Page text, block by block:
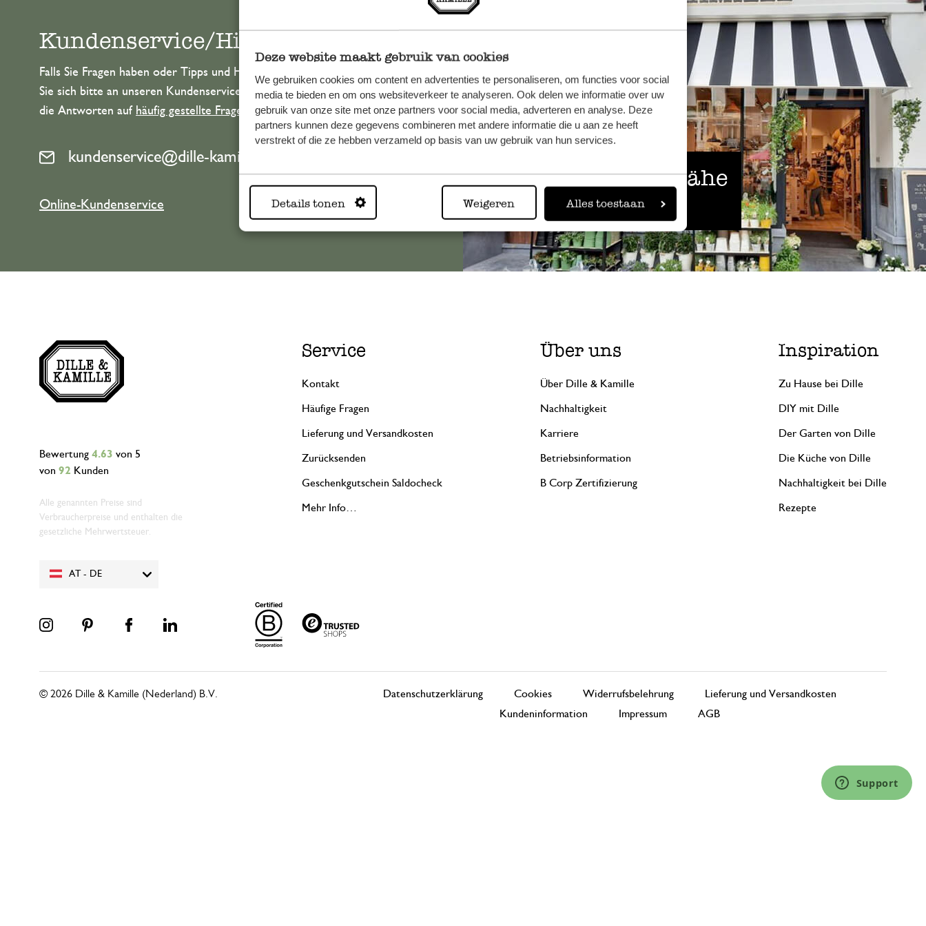
Deze website maakt gebruik van cookies
We gebruiken cookies om content en advertenties te personaliseren, om functies voor social
media te bieden en om ons websiteverkeer te analyseren. Ook delen we informatie over uw
gebruik van onze site met onze partners voor social media, adverteren en analyse. Deze
partners kunnen deze gegevens combineren met andere informatie die u aan ze heeft
verstrekt of die ze hebben verzameld op basis van uw gebruik van hun services.
Details tonen Weigeren Alles toestaan
Immer in der Nähe
Alle 62 Geschäfte anzeigen
Kundenservice/Hilfe
Falls Sie Fragen haben oder Tipps und Hilfe brauchen, wenden
Sie sich bitte an unseren Kundenservice. Oder lesen Sie hier
die Antworten auf häufig gestellte Fragen
kundenservice@dille-kamille.at
Online-Kundenservice
AT - DE
Bewertung 4.63 von 5
von 92 Kunden
Alle genannten Preise sind
Verbraucherpreise und enthalten die
gesetzliche Mehrwertsteuer.
Service
Kontakt
Häufige Fragen
Lieferung und Versandkosten
Zurücksenden
Geschenkgutschein Saldocheck
Mehr Info…
Über uns
Über Dille & Kamille
Nachhaltigkeit
Karriere
Betriebsinformation
B Corp Zertifizierung
Inspiration
Zu Hause bei Dille
DIY mit Dille
Der Garten von Dille
Die Küche von Dille
Nachhaltigkeit bei Dille
Rezepte
Datenschutzerklärung Cookies Widerrufsbelehrung
Lieferung und Versandkosten
Kundeninformation
Impressum AGB
© 2026 Dille & Kamille (Nederland) B.V.
Support